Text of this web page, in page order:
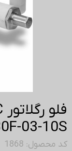
03-10S
کد محصول: 1868